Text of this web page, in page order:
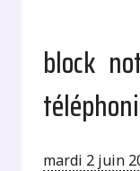
block
mardi 2 juin